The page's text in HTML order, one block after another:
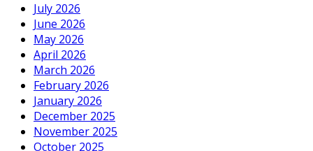
July 2026
June 2026
May 2026
April 2026
March 2026
February 2026
January 2026
December 2025
November 2025
October 2025